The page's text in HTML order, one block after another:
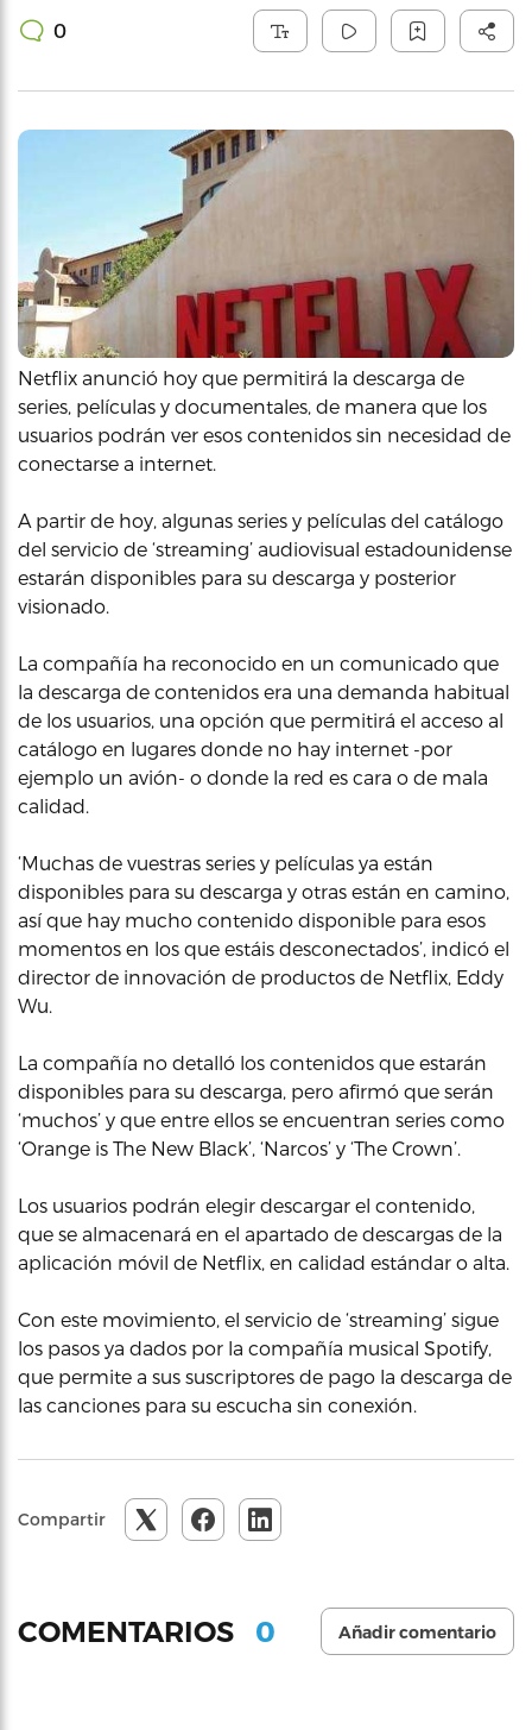
0
Netflix anunció hoy que permitirá la descarga de
series, películas y documentales, de manera que los
usuarios podrán ver esos contenidos sin necesidad de
conectarse a internet.
A partir de hoy, algunas series y películas del catálogo
del servicio de ‘streaming’ audiovisual estadounidense
estarán disponibles para su descarga y posterior
visionado.
La compañía ha reconocido en un comunicado que
la descarga de contenidos era una demanda habitual
de los usuarios, una opción que permitirá el acceso al
catálogo en lugares donde no hay internet -por
ejemplo un avión- o donde la red es cara o de mala
calidad.
‘Muchas de vuestras series y películas ya están
disponibles para su descarga y otras están en camino,
así que hay mucho contenido disponible para esos
momentos en los que estáis desconectados’, indicó el
director de innovación de productos de Netflix, Eddy
Wu.
La compañía no detalló los contenidos que estarán
disponibles para su descarga, pero afirmó que serán
‘muchos’ y que entre ellos se encuentran series como
‘Orange is The New Black’, ‘Narcos’ y ‘The Crown’.
Los usuarios podrán elegir descargar el contenido,
que se almacenará en el apartado de descargas de la
aplicación móvil de Netflix, en calidad estándar o alta.
Con este movimiento, el servicio de ‘streaming’ sigue
los pasos ya dados por la compañía musical Spotify,
que permite a sus suscriptores de pago la descarga de
las canciones para su escucha sin conexión.
Compartir
COMENTARIOS 0 Añadir comentario